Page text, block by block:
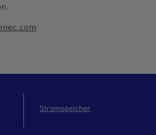
Stromspeicher